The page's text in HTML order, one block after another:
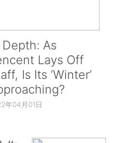
Depth: As
Lays Off
Is Its ‘Winter’
年04月01日